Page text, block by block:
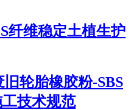
纤维稳定土植生护
旧轮胎橡胶粉-SBS
技术规范